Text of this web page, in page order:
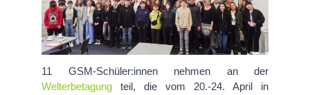
11 GSM-Schüler:innen nehmen an der
Welterbetagung teil, die vom 20.-24. April in